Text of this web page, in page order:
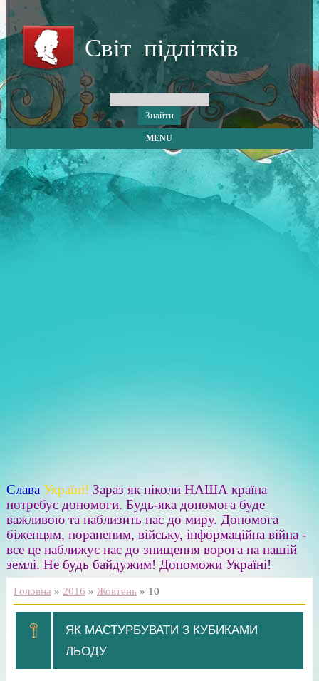
Світ підлітків
MENU
Слава Україні! Зараз як ніколи НАША країна
потребує допомоги. Будь-яка допомога буде
важливою та наблизить нас до миру. Допомога
біженцям, пораненим, війську, інформаційна війна -
все це наближує нас до знищення ворога на нашій
землі. Не будь байдужим! Допоможи Україні!
Головна » 2016 » Жовтень » 10
ЯК МАСТУРБУВАТИ З КУБИКАМИ
ЛЬОДУ